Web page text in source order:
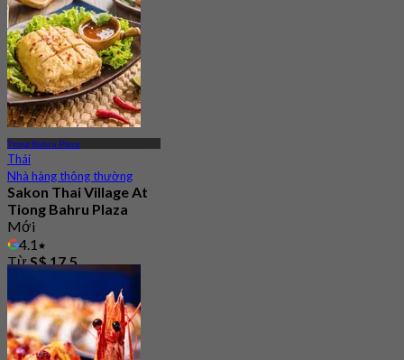
Tiong Bahru Plaza
Thái
Nhà hàng thông thường
Sakon Thai Village At
Tiong Bahru Plaza
Mới
4.1
TừS$ 17.5